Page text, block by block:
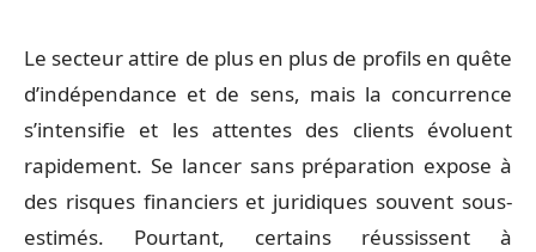
Le secteur attire de plus en plus de profils en quête
d’indépendance et de sens, mais la concurrence
s’intensifie et les attentes des clients évoluent
rapidement. Se lancer sans préparation expose à
des risques financiers et juridiques souvent sous-
estimés. Pourtant, certains réussissent à